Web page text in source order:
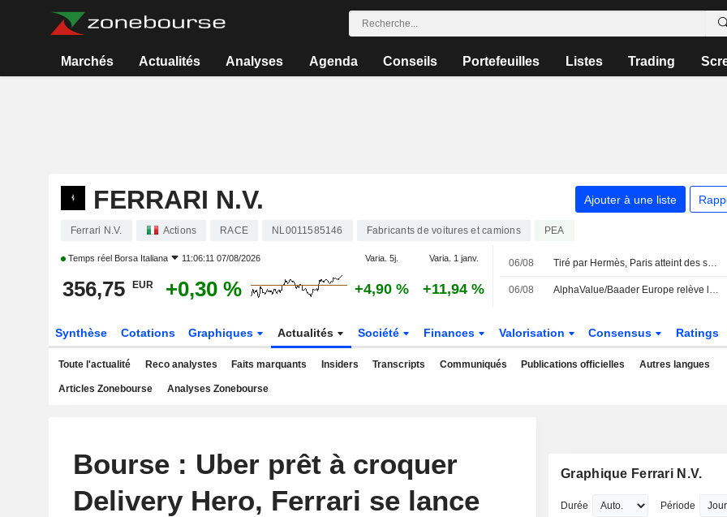
Marchés Actualités Analyses Agenda Conseils Portefeuilles Listes Trading
FERRARI N.V. Ajouter à une liste
Ferrari N.V. Actions RACE NL0011585146 Fabricants de voitures et camions PEA
Temps réel Borsa Italiana 11:06:11 07/08/2026 Varia. 5j. Varia. 1 janv.
356,75 EUR +0,30 % +4,90 % +11,94 %
06/08 Tiré par Hermès, Paris atteint des sommets inexplorés
06/08 AlphaValue/Baader Europe relève l'objectif de cours et les prévisions de Ferrari après des résultats du T2 " solides » et une révision à la hausse des perspectives
Synthèse Cotations Graphiques Actualités Société Finances Valorisation Consensus Ratings
Toute l'actualité Reco analystes Faits marquants Insiders Transcripts Communiqués Publications officielles Autres langues
Articles Zonebourse Analyses Zonebourse
Bourse : Uber prêt à croquer
Delivery Hero, Ferrari se lance
Graphique Ferrari N.V.
Durée Période